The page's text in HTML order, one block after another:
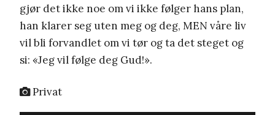
gjør det ikke noe om vi ikke følger hans plan,
han klarer seg uten meg og deg, MEN våre liv
vil bli forvandlet om vi tør og ta det steget og
si: «Jeg vil følge deg Gud!».
Privat